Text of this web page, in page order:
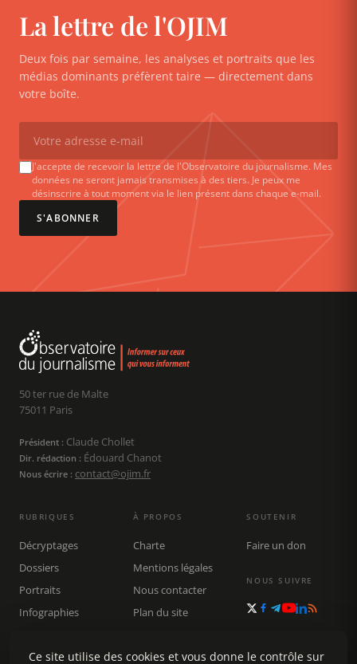
La lettre de l'OJIM
Deux fois par semaine, les analyses et portraits que les
médias dominants préfèrent taire — directement dans
votre boîte.
J'accepte de recevoir la lettre de l'Observatoire du journalisme. Mes
données ne seront jamais transmises à des tiers. Je peux me
désinscrire à tout moment via le lien présent dans chaque e-mail.
S'ABONNER
50 ter rue de Malte
75011 Paris
Président : Claude Chollet
Dir. rédaction : Édouard Chanot
Nous écrire : contact@ojim.fr
RUBRIQUES
Décryptages
Dossiers
Portraits
Infographies
Rechercher
À PROPOS
Charte
Mentions légales
Nous contacter
Plan du site
SOUTENIR
Faire un don
NOUS SUIVRE
Ce site utilise des cookies et vous donne le contrôle sur